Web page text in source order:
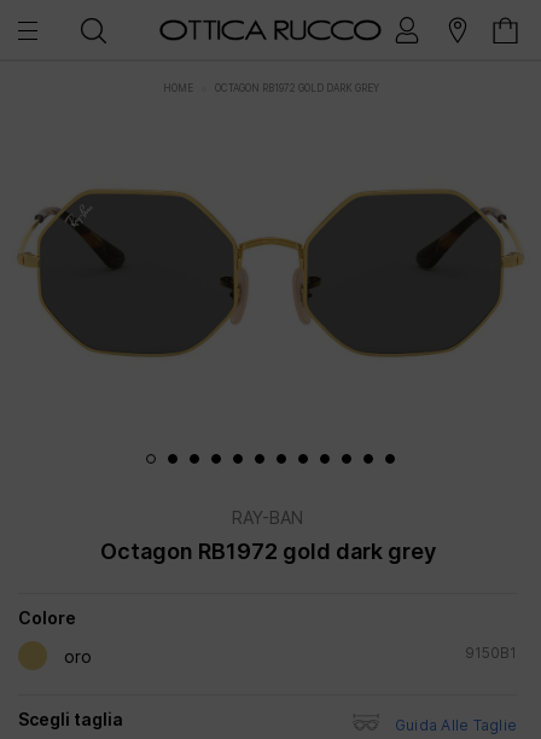
HOME OCTAGON RB1972 GOLD DARK GREY
RAY-BAN
Octagon RB1972 gold dark grey
Colore
oro
9150B1
Scegli taglia Guida Alle Taglie